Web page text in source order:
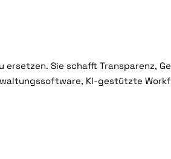
Sie schafft Transparenz,
KI-gestützte